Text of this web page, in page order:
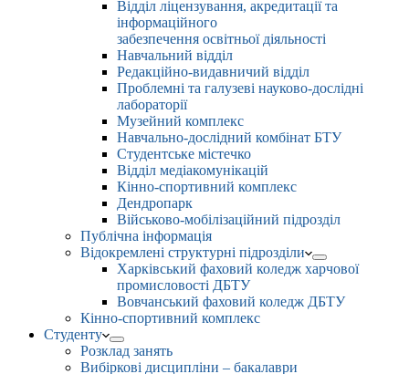
Відділ ліцензування, акредитації та
інформаційного
забезпечення освітньої діяльності
Навчальний відділ
Редакційно-видавничий відділ
Проблемні та галузеві науково-дослідні
лабораторії
Музейний комплекс
Навчально-дослідний комбінат БТУ
Студентське містечко
Відділ медіакомунікацій
Кінно-спортивний комплекс
Дендропарк
Військово-мобілізаційний підрозділ
Публічна інформація
Відокремлені структурні підрозділи
Харківський фаховий коледж харчової
промисловості ДБТУ
Вовчанський фаховий коледж ДБТУ
Кінно-спортивний комплекс
Студенту
Розклад занять
Вибіркові дисципліни – бакалаври